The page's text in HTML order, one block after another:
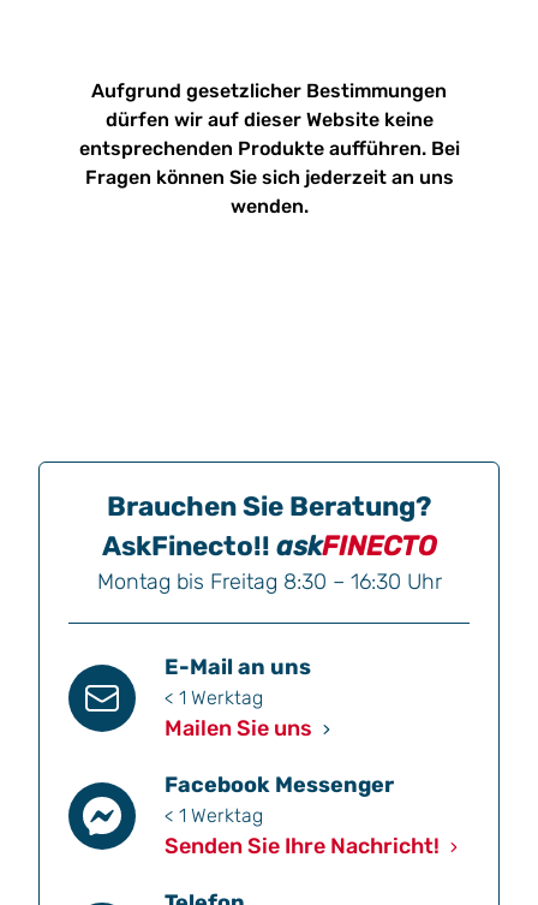
Aufgrund gesetzlicher Bestimmungen
dürfen wir auf dieser Website keine
entsprechenden Produkte aufführen. Bei
Fragen können Sie sich jederzeit an uns
wenden.
Brauchen Sie Beratung?
AskFinecto!! askFINECTO
Montag bis Freitag 8:30 – 16:30 Uhr
E-Mail an uns
< 1 Werktag
Mailen Sie uns
Facebook Messenger
< 1 Werktag
Senden Sie Ihre Nachricht!